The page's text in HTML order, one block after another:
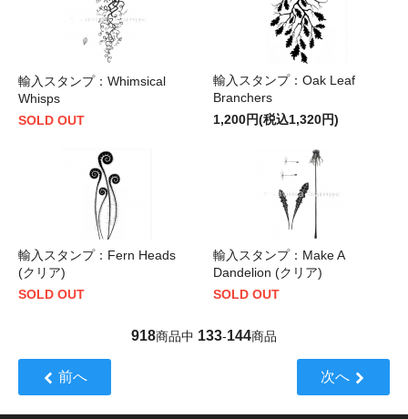
輸入スタンプ：Whimsical
Whisps
SOLD OUT
輸入スタンプ：Oak Leaf
Branchers
1,200円(税込1,320円)
輸入スタンプ：Fern Heads
(クリア)
SOLD OUT
輸入スタンプ：Make A
Dandelion (クリア)
SOLD OUT
918商品中 133-144商品
前へ 次へ